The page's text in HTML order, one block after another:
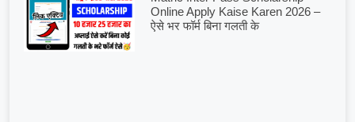
Online Apply Kaise Karen 2026 –
ऐसे भर फॉर्म बिना गलती के